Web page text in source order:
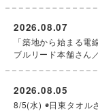
「築地から始まる
ブルリード本舗さん
2026.08.07
8/5(水) ◉日東タオル
2026.08.05